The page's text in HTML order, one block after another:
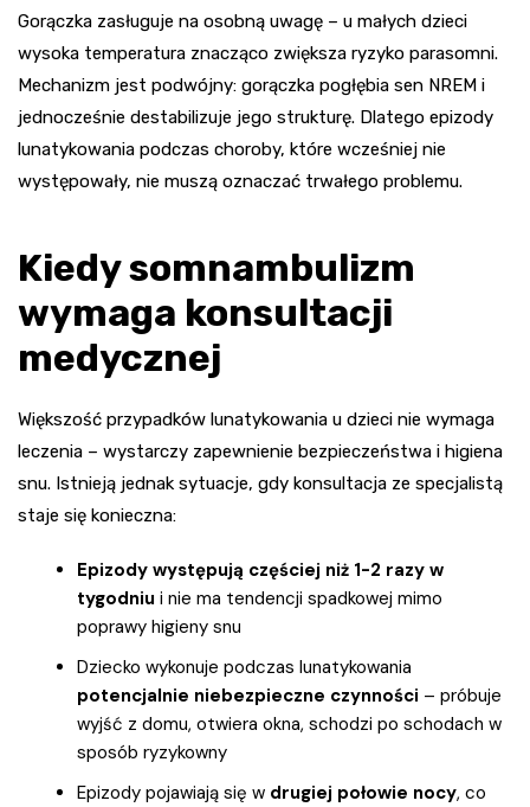
Gorączka zasługuje na osobną uwagę – u małych dzieci
wysoka temperatura znacząco zwiększa ryzyko parasomni.
Mechanizm jest podwójny: gorączka pogłębia sen NREM i
jednocześnie destabilizuje jego strukturę. Dlatego epizody
lunatykowania podczas choroby, które wcześniej nie
występowały, nie muszą oznaczać trwałego problemu.
Kiedy somnambulizm
wymaga konsultacji
medycznej
Większość przypadków lunatykowania u dzieci nie wymaga
leczenia – wystarczy zapewnienie bezpieczeństwa i higiena
snu. Istnieją jednak sytuacje, gdy konsultacja ze specjalistą
staje się konieczna:
Epizody występują częściej niż 1-2 razy w
tygodniu i nie ma tendencji spadkowej mimo
poprawy higieny snu
Dziecko wykonuje podczas lunatykowania
potencjalnie niebezpieczne czynności – próbuje
wyjść z domu, otwiera okna, schodzi po schodach w
sposób ryzykowny
Epizody pojawiają się w drugiej połowie nocy, co